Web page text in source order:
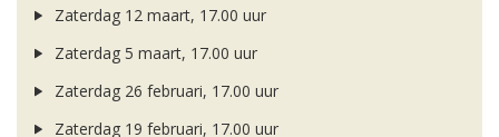
Zaterdag 12 maart, 17.00 uur
Zaterdag 5 maart, 17.00 uur
Zaterdag 26 februari, 17.00 uur
Zaterdag 19 februari, 17.00 uur